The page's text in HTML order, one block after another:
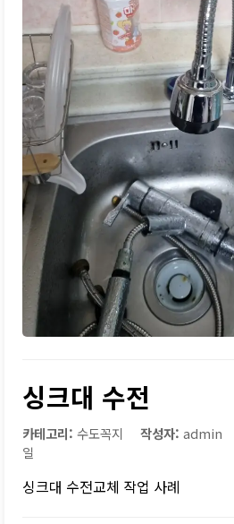
싱크대 수전
카테고리: 수도꼭지 작성자: admin
일
싱크대 수전교체 작업 사례